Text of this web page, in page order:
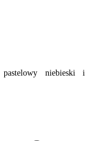
niebieski i